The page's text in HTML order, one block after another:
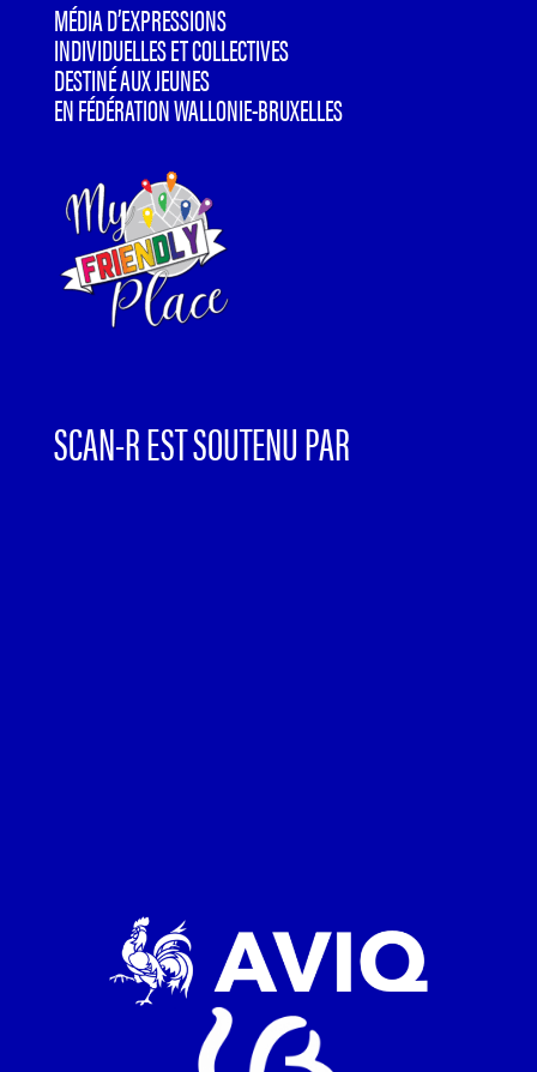
MÉDIA D’EXPRESSIONS
INDIVIDUELLES ET COLLECTIVES
DESTINÉ AUX JEUNES
EN FÉDÉRATION WALLONIE-BRUXELLES
SCAN-R EST SOUTENU PAR